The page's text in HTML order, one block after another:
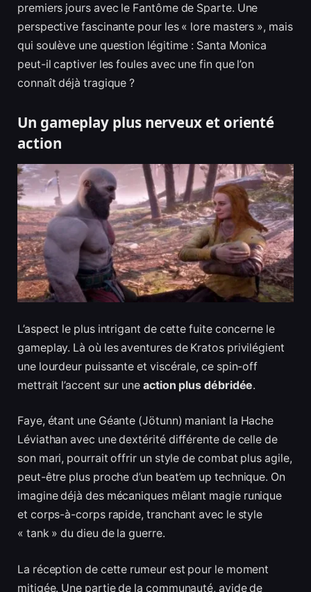
premiers jours avec le Fantôme de Sparte. Une
perspective fascinante pour les « lore masters », mais
qui soulève une question légitime : Santa Monica
peut-il captiver les foules avec une fin que l’on
connaît déjà tragique ?
Un gameplay plus nerveux et orienté
action
L’aspect le plus intrigant de cette fuite concerne le
gameplay. Là où les aventures de Kratos privilégient
une lourdeur puissante et viscérale, ce spin-off
mettrait l’accent sur une action plus débridée.
Faye, étant une Géante (Jötunn) maniant la Hache
Léviathan avec une dextérité différente de celle de
son mari, pourrait offrir un style de combat plus agile,
peut-être plus proche d’un beat’em up technique. On
imagine déjà des mécaniques mêlant magie runique
et corps-à-corps rapide, tranchant avec le style
« tank » du dieu de la guerre.
La réception de cette rumeur est pour le moment
mitigée. Une partie de la communauté, avide de